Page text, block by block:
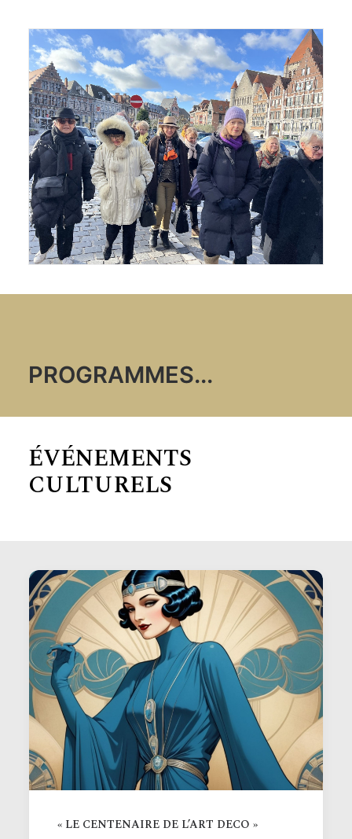
PROGRAMMES...
ÉVÉNEMENTS
CULTURELS
« LE CENTENAIRE DE L’ART DECO »